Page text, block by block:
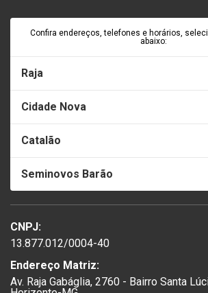
Confira endereços, telefones e horários,
abaixo:
Raja
Cidade Nova
Catalão
Seminovos Barão
CNPJ:
13.877.012/0004-40
Endereço Matriz:
Av. Raja Gabáglia, 2760 - Bairro Santa